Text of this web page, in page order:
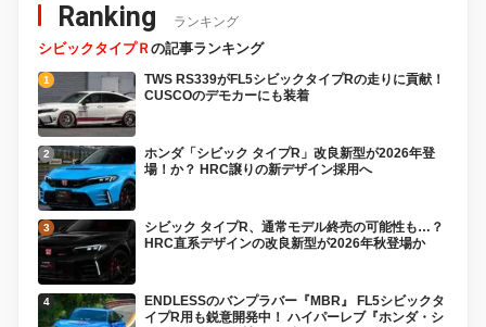
Ranking ランキング
シビックタイプＲの記事ランキング
TWS RS339がFL5シビックタイプRの走りに貢献！
CUSCOのデモカーにも装着
ホンダ「シビック タイプR」改良新型が2026年登
場！か？ HRC譲りの新デザイン採用へ
シビック タイプR、通常モデル終売の可能性も…？
HRC直系デザインの改良新型が2026年秋登場か
ENDLESSのバンプラバー『MBR』 FL5シビックタ
イプR用も鋭意開発中！ ハイパーレブ『ホンダ・シ